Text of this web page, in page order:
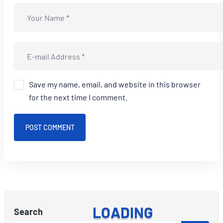
LOADING
Save my name, email, and website in this browser
for the next time I comment.
POST COMMENT
Search